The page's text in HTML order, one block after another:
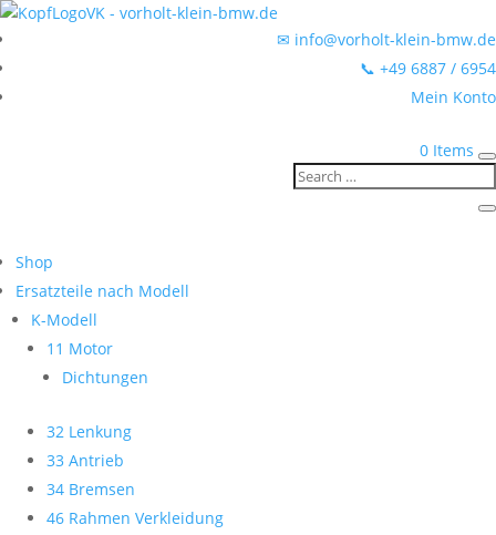
✉ info@vorholt-klein-bmw.de
📞 +49 6887 / 6954
Mein Konto
0 Items
Shop
Ersatzteile nach Modell
K-Modell
11 Motor
Dichtungen
32 Lenkung
33 Antrieb
34 Bremsen
46 Rahmen Verkleidung